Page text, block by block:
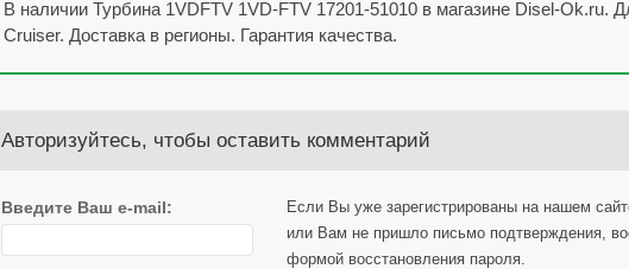
В наличии Турбина 1VDFTV 1VD-FTV 17201-51010 в магазине Disel-Ok.ru.
Cruiser. Доставка в регионы. Гарантия качества.
Авторизуйтесь, чтобы оставить комментарий
Введите Ваш e-mail:
Если Вы уже зарегистрированы на нашем
или Вам не пришло письмо подтверждения,
формой восстановления пароля.